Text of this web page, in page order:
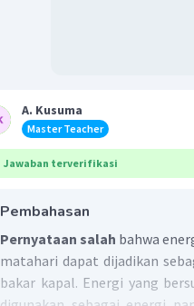
A. Kusuma
Master Teacher
Jawaban terverifikasi
Pembahasan
Pernyataan salah bahwa
matahari dapat dijadikan
bakar kapal. Energi yang